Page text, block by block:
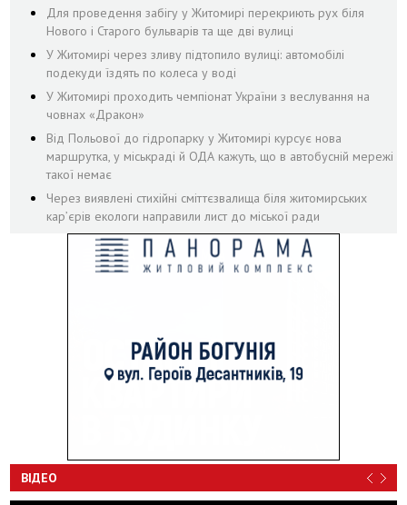
Для проведення забігу у Житомирі перекриють рух біля
Нового і Старого бульварів та ще дві вулиці
У Житомирі через зливу підтопило вулиці: автомобілі
подекуди їздять по колеса у воді
У Житомирі проходить чемпіонат України з веслування на
човнах «Дракон»
Від Польової до гідропарку у Житомирі курсує нова
маршрутка, у міськраді й ОДА кажуть, що в автобусній мережі
такої немає
Через виявлені стихійні сміттєзвалища біля житомирських
кар’єрів екологи направили лист до міської ради
ВІДЕО